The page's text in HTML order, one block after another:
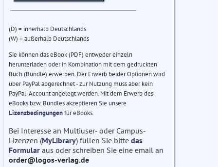
(D) = innerhalb Deutschlands
(W) = außerhalb Deutschlands
Sie können das eBook (PDF) entweder einzeln
herunterladen oder in Kombination mit dem gedruckten
Buch (Bundle) erwerben. Der Erwerb beider Optionen wird
über PayPal abgerechnet - zur Nutzung muss aber kein
PayPal-Account angelegt werden. Mit dem Erwerb des
eBooks bzw. Bundles akzeptieren Sie unsere
Lizenzbedingungenfür eBooks.
Bei Interesse an Multiuser- oder Campus-
Lizenzen (MyLibrary) füllen Sie bitte das
Formular aus oder schreiben Sie eine email an
order@logos-verlag.de